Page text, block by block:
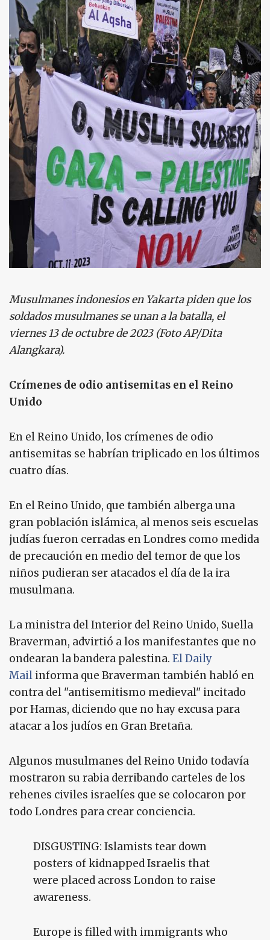
Musulmanes indonesios en Yakarta piden que los
soldados musulmanes se unan a la batalla, el
viernes 13 de octubre de 2023 (Foto AP/Dita
Alangkara).
Crímenes de odio antisemitas en el Reino
Unido
En el Reino Unido, los crímenes de odio
antisemitas se habrían triplicado en los últimos
cuatro días.
En el Reino Unido, que también alberga una
gran población islámica, al menos seis escuelas
judías fueron cerradas en Londres como medida
de precaución en medio del temor de que los
niños pudieran ser atacados el día de la ira
musulmana.
La ministra del Interior del Reino Unido, Suella
Braverman, advirtió a los manifestantes que no
ondearan la bandera palestina. El Daily
Mail informa que Braverman también habló en
contra del "antisemitismo medieval" incitado
por Hamas, diciendo que no hay excusa para
atacar a los judíos en Gran Bretaña.
Algunos musulmanes del Reino Unido todavía
mostraron su rabia derribando carteles de los
rehenes civiles israelíes que se colocaron por
todo Londres para crear conciencia.
DISGUSTING: Islamists tear down
posters of kidnapped Israelis that
were placed across London to raise
awareness.
Europe is filled with immigrants who